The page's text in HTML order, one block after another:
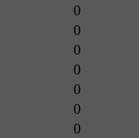
0
0
0
0
0
0
0